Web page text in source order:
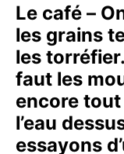
Le café –
les grains
les
faut les
encore
l’eau
essayons